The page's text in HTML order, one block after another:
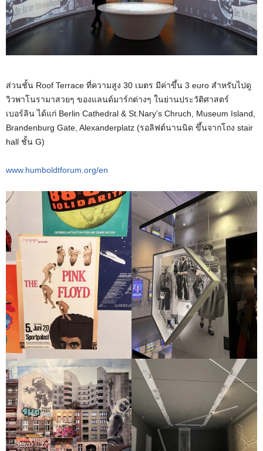
ส่วนชั้น Roof Terrace ที่ความสูง 30 เมตร มีค่าขึ้น 3 euro สำหรับไปดู
วิวพาโนรามาสวยๆ ของแลนด์มาร์กต่างๆ ในย่านประวัติศาสตร์
เบอร์ลิน ได้แก่ Berlin Cathedral & St.Nary’s Chruch, Museum Island,
Brandenburg Gate, Alexanderplatz (รอลิฟต์นานนิด ขึ้นจากโถง stair
hall ชั้น G)
www.humboldtforum.org/en